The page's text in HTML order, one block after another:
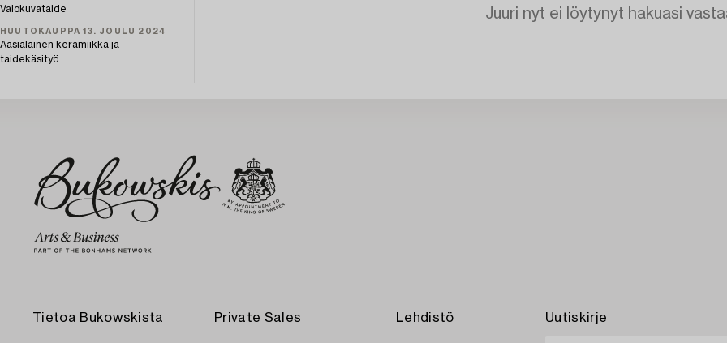
Valokuvataide
HUUTOKAUPPA 13. JOULU 2024
Aasialainen keramiikka ja
taidekäsityö
Juuri nyt ei löytynyt hakuasi
Tietoa Bukowskista Private Sales Lehdistö Uutiskirje